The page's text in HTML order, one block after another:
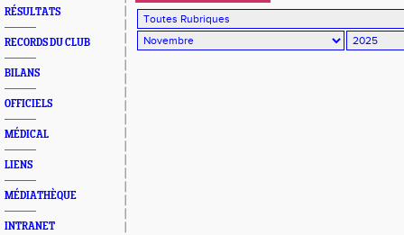
RÉSULTATS
RECORDS DU CLUB
BILANS
OFFICIELS
MÉDICAL
LIENS
MÉDIATHÈQUE
INTRANET